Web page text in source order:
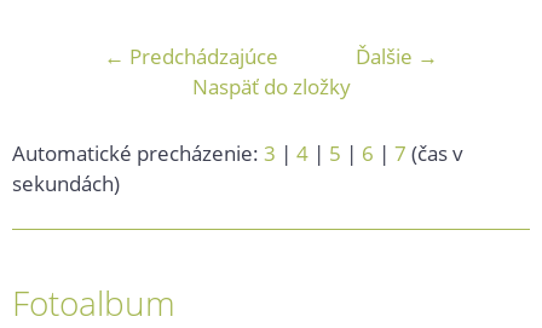
← Predchádzajúce
Ďalšie →
Naspäť do zložky
Automatické precházenie: 3 | 4 | 5 | 6 | 7 (čas v
sekundách)
Fotoalbum